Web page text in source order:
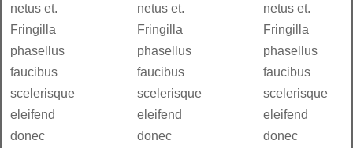
netus et.
Fringilla
phasellus
faucibus
scelerisque
eleifend
donec
netus et.
Fringilla
phasellus
faucibus
scelerisque
eleifend
donec
netus et.
Fringilla
phasellus
faucibus
scelerisque
eleifend
donec